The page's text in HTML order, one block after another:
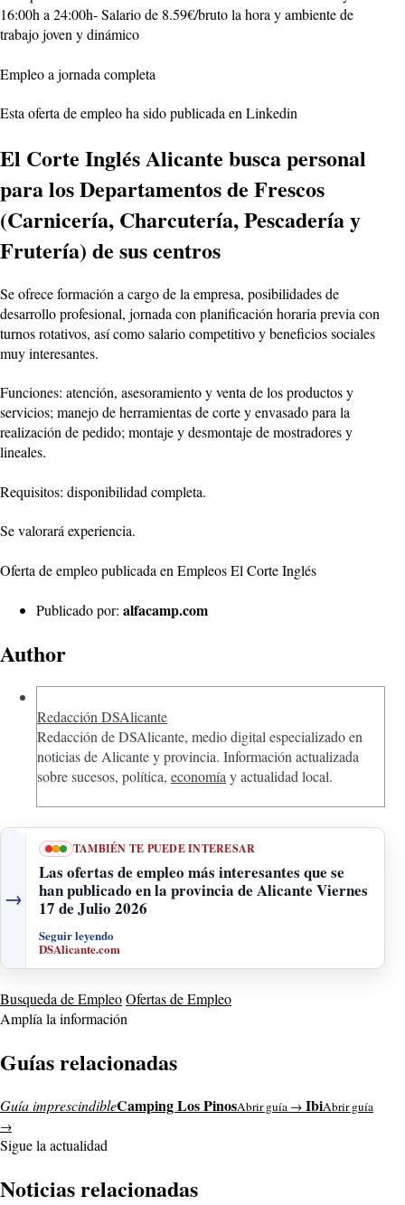
16:00h a 24:00h- Salario de 8.59€/bruto la hora y ambiente de
trabajo joven y dinámico
Empleo a jornada completa
Esta oferta de empleo ha sido publicada en Linkedin
El Corte Inglés Alicante busca personal
para los Departamentos de Frescos
(Carnicería, Charcutería, Pescadería y
Frutería) de sus centros
Se ofrece formación a cargo de la empresa, posibilidades de
desarrollo profesional, jornada con planificación horaria previa con
turnos rotativos, así como salario competitivo y beneficios sociales
muy interesantes.
Funciones: atención, asesoramiento y venta de los productos y
servicios; manejo de herramientas de corte y envasado para la
realización de pedido; montaje y desmontaje de mostradores y
lineales.
Requisitos: disponibilidad completa.
Se valorará experiencia.
Oferta de empleo publicada en Empleos El Corte Inglés
Publicado por: alfacamp.com
Author
Redacción DSAlicante
Redacción de DSAlicante, medio digital especializado en
noticias de Alicante y provincia. Información actualizada
sobre sucesos, política, economíay actualidad local.
→
TAMBIÉN TE PUEDE INTERESAR
Las ofertas de empleo más interesantes que se
han publicado en la provincia de Alicante Viernes
17 de Julio 2026
Seguir leyendo
DSAlicante.com
Busqueda de EmpleoOfertas de Empleo
Amplía la información
Guías relacionadas
Guía imprescindibleCamping Los PinosAbrir guía → IbiAbrir guía
→
Sigue la actualidad
Noticias relacionadas